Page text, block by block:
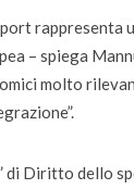
rappresenta
– spiega
molto
di Diritto dello